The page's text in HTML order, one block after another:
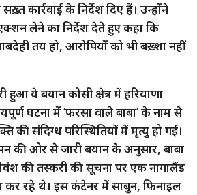
कार्रवाई के निर्देश दिए हैं। उन्होंने
लेने का निर्देश देते हुए कहा कि
तय हो, आरोपियों को भी बख़्शा नहीं
हुआ ये बयान कोसी क्षेत्र में हरियाणा
घटना में ‘फरसा वाले बाबा’ के नाम से
की संदिग्ध परिस्थितियों में मृत्यु हो गई।
की ओर से जारी बयान के अनुसार, बाबा
की तस्करी की सूचना पर एक नागालैंड
रहे थे। इस कंटेनर में साबुन, फिनाइल